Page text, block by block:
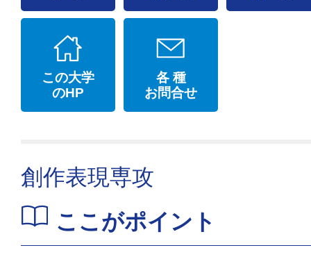
この大学
のHP
各 種
お問合せ
創作表現専攻
ここがポイント